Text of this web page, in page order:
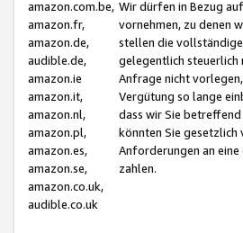
amazon.com.be,
amazon.fr,
amazon.de,
audible.de,
amazon.ie
amazon.it,
amazon.nl,
amazon.pl,
amazon.es,
amazon.se,
amazon.co.uk,
audible.co.uk
Wir dürfen in Bezug
vornehmen, zu denen
stellen die
gelegentlich steuerlich
Anfrage nicht
Vergütung so lange
dass wir Sie
könnten Sie gesetzlich
Anforderungen an
zahlen.